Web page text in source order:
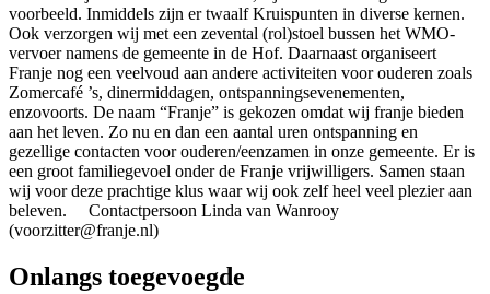
voorbeeld. Inmiddels zijn er twaalf Kruispunten in diverse kernen.
Ook verzorgen wij met een zevental (rol)stoel bussen het WMO-
vervoer namens de gemeente in de Hof. Daarnaast organiseert
Franje nog een veelvoud aan andere activiteiten voor ouderen zoals
Zomercafé ’s, dinermiddagen, ontspanningsevenementen,
enzovoorts. De naam “Franje” is gekozen omdat wij franje bieden
aan het leven. Zo nu en dan een aantal uren ontspanning en
gezellige contacten voor ouderen/eenzamen in onze gemeente. Er is
een groot familiegevoel onder de Franje vrijwilligers. Samen staan
wij voor deze prachtige klus waar wij ook zelf heel veel plezier aan
beleven. Contactpersoon Linda van Wanrooy
(voorzitter@franje.nl)
Onlangs toegevoegde